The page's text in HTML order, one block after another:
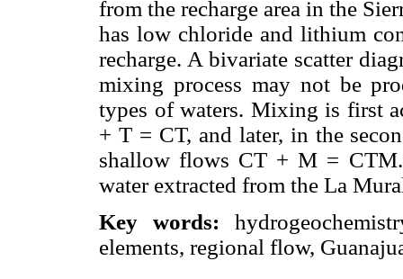
from the recharge area in the
has low chloride and lithium
recharge. A bivariate scatter
mixing process may not be
types of waters. Mixing is first
+ T = CT, and later, in the
shallow flows CT + M =
water extracted from the La
Key words:
elements, regional flow,